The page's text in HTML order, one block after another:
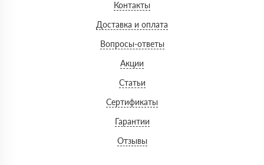
Контакты
Доставка и оплата
Вопросы-ответы
Акции
Статьи
Сертификаты
Гарантии
Отзывы